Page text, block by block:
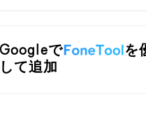
Googleで
を
して追加